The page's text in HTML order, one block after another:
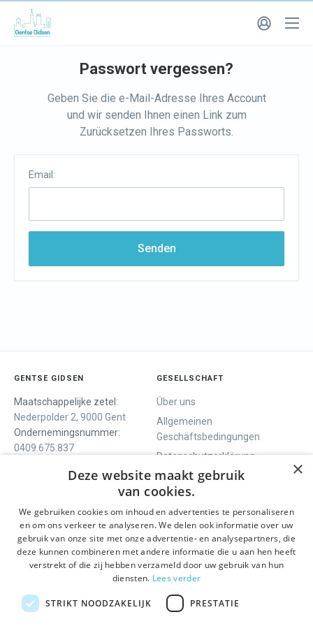
Passwort vergessen?
Geben Sie die e-Mail-Adresse Ihres Account
und wir senden Ihnen einen Link zum
Zurücksetzen Ihres Passworts.
Email:
Senden
GENTSE GIDSEN
Maatschappelijke zetel:
Nederpolder 2, 9000 Gent
Ondernemingsnummer:
0409.675.837
GESELLSCHAFT
Über uns
Allgemeinen
Geschäftsbedingungen
Datenschutzerklärung
Contact
WIR BIETEN
Geführte Tour
Tagesprogramm
Aktivitäten
SOCIALS
Facebook
Instagram
LinkedIn
×
Deze website maakt gebruik
van cookies.
We gebruiken cookies om inhoud en advertenties te personaliseren
en om ons verkeer te analyseren. We delen ook informatie over uw
gebruik van onze site met onze advertentie- en analysepartners, die
deze kunnen combineren met andere informatie die u aan hen heeft
verstrekt of die zij hebben verzameld door uw gebruik van hun
diensten. Lees verder
STRIKT NOODZAKELIJK PRESTATIE